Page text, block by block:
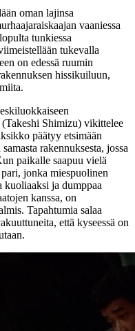
oman lajinsa
vaaniessa
tunkiessa
tukevalla
on edessä ruumin
hissikuiluun,
(Takeshi Shimizu) vikittelee
päätyy etsimään
rakennuksesta, jossa
paikalle saapuu vielä
jonka miespuolinen
kuoliaaksi ja dumppaa
kanssa, on
Tapahtumia salaa
että kyseessä on